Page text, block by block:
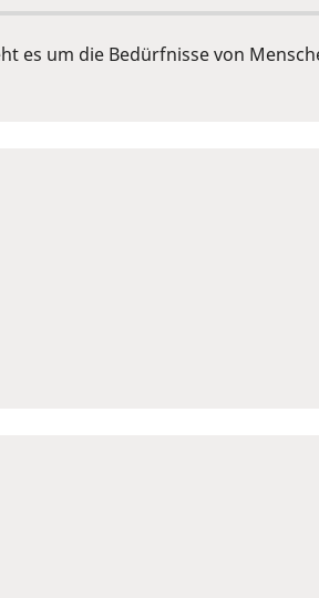
es um die Bedürfnisse von